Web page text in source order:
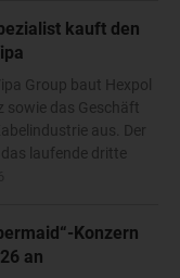
kauft den
Group baut Hexpol
sowie das Geschäft
aus. Der
laufende dritte
Konzern
an